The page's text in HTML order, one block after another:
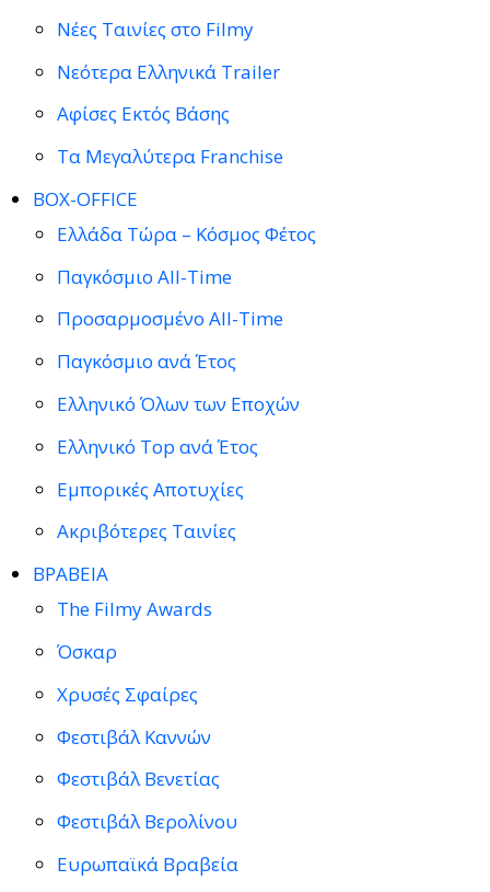
Νέες Ταινίες στο Filmy
Νεότερα Ελληνικά Trailer
Αφίσες Εκτός Βάσης
Τα Μεγαλύτερα Franchise
BOX-OFFICE
Ελλάδα Τώρα – Κόσμος Φέτος
Παγκόσμιο All-Time
Προσαρμοσμένο All-Time
Παγκόσμιο ανά Έτος
Ελληνικό Όλων των Εποχών
Ελληνικό Top ανά Έτος
Εμπορικές Αποτυχίες
Ακριβότερες Ταινίες
ΒΡΑΒΕΙΑ
The Filmy Awards
Όσκαρ
Χρυσές Σφαίρες
Φεστιβάλ Καννών
Φεστιβάλ Βενετίας
Φεστιβάλ Βερολίνου
Ευρωπαϊκά Βραβεία